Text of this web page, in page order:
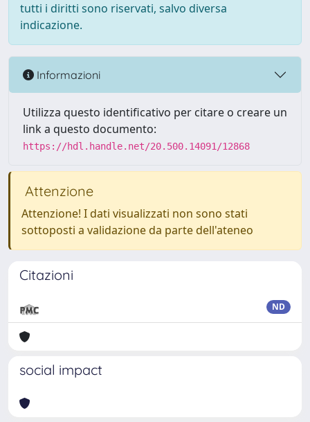
tutti i diritti sono riservati, salvo diversa
indicazione.
Informazioni
Utilizza questo identificativo per citare o creare un
link a questo documento:
https://hdl.handle.net/20.500.14091/12868
Attenzione
Attenzione! I dati visualizzati non sono stati
sottoposti a validazione da parte dell'ateneo
Citazioni
ND
social impact